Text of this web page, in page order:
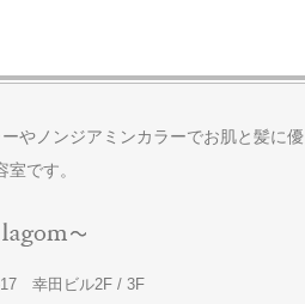
やノンジアミンカラーでお肌と髪に優
です。
17 幸田ビル2F / 3F